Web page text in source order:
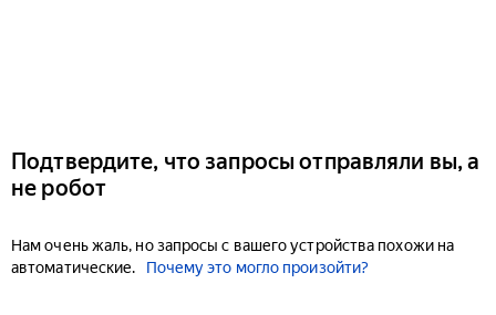
Подтвердите, что запросы отправляли вы, а
не робот
Нам очень жаль, но запросы с вашего устройства похожи на
автоматические.
Почему это могло произойти?